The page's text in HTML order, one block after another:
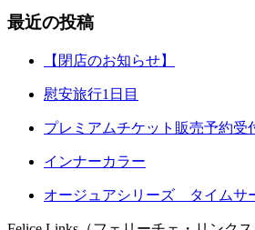
最近の投稿
【閉店のお知らせ】
慰安旅行1日目
プレミアムチケット販売予約受
インナーカラー
オージュアシリーズ タイムサ